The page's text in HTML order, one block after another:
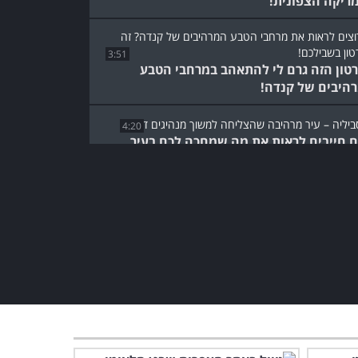
3:51
הזה גרם לי להתאהב במרחבי הטבע
של קנדה!
4:20
חייבים לראות את מה שמחכה לכם בעיר